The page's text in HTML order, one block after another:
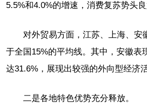
5.5%和4.0%的增速，消费复苏势头良
对外贸易方面，江苏、上海、安
于全国15%的平均线。其中，安徽表
达31.6%，展现出较强的外向型经济活
二是各地特色优势充分释放。